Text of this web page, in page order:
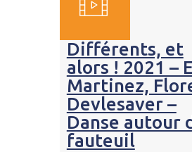
Différents, et
alors ! 2021 –
Martinez,
Devlesaver –
Danse autour
fauteuil